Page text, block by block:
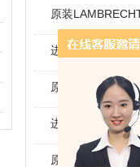
原装
进口VEM三相异
原装KAMAN线
进口ROEMHELD
原装KNOLL螺杆